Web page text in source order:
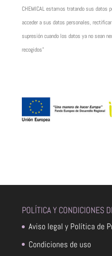
CHEMICAL estamos tratando sus datos
acceder a sus datos personales,
supresión cuando los datos ya no sean
recogidos”
POLÍTICA Y CONDICIONES
Aviso legal y Política de
Condiciones de uso